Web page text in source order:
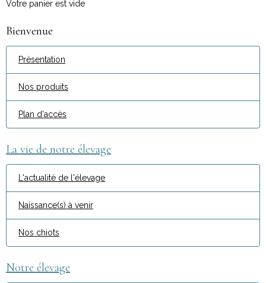
Votre panier est vide
Bienvenue
Présentation
Nos produits
Plan d'accès
La vie de notre élevage
L'actualité de l'élevage
Naissance(s) à venir
Nos chiots
Notre élevage